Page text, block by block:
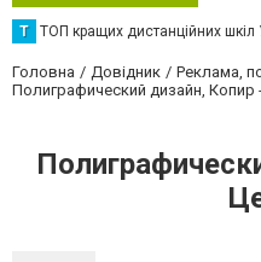
Т ТОП кращих дистанційних шкіл
Головна Довідник Реклама,
Полиграфический дизайн, Копир